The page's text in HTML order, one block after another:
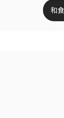
和